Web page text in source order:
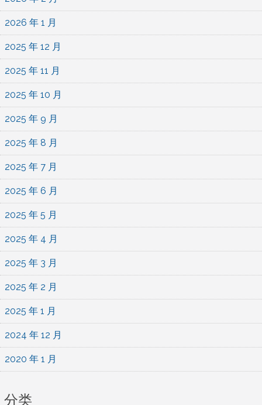
2026 年 1 月
2025 年 12 月
2025 年 11 月
2025 年 10 月
2025 年 9 月
2025 年 8 月
2025 年 7 月
2025 年 6 月
2025 年 5 月
2025 年 4 月
2025 年 3 月
2025 年 2 月
2025 年 1 月
2024 年 12 月
2020 年 1 月
分类